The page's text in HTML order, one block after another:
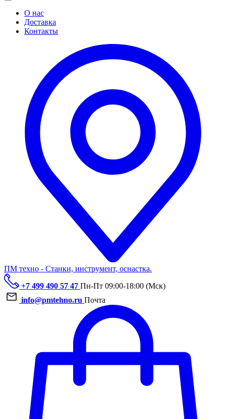
О нас
Доставка
Контакты
ПМ техно - Станки, инструмент, оснастка.
+7 499 490 57 47 Пн-Пт 09:00-18:00 (Мск)
info@pmtehno.ru Почта